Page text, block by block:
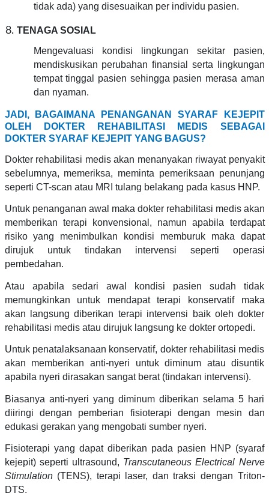
tidak ada) yang disesuaikan per individu pasien.
TENAGA SOSIAL
Mengevaluasi kondisi lingkungan sekitar pasien,
mendiskusikan perubahan finansial serta lingkungan
tempat tinggal pasien sehingga pasien merasa aman
dan nyaman.
JADI, BAGAIMANA PENANGANAN SYARAF KEJEPIT
OLEH DOKTER REHABILITASI MEDIS SEBAGAI
DOKTER SYARAF KEJEPIT YANG BAGUS?
Dokter rehabilitasi medis akan menanyakan riwayat penyakit
sebelumnya, memeriksa, meminta pemeriksaan penunjang
seperti CT-scan atau MRI tulang belakang pada kasus HNP.
Untuk penanganan awal maka dokter rehabilitasi medis akan
memberikan terapi konvensional, namun apabila terdapat
risiko yang menimbulkan kondisi memburuk maka dapat
dirujuk untuk tindakan intervensi seperti operasi
pembedahan.
Atau apabila sedari awal kondisi pasien sudah tidak
memungkinkan untuk mendapat terapi konservatif maka
akan langsung diberikan terapi intervensi baik oleh dokter
rehabilitasi medis atau dirujuk langsung ke dokter ortopedi.
Untuk penatalaksanaan konservatif, dokter rehabilitasi medis
akan memberikan anti-nyeri untuk diminum atau disuntik
apabila nyeri dirasakan sangat berat (tindakan intervensi).
Biasanya anti-nyeri yang diminum diberikan selama 5 hari
diiringi dengan pemberian fisioterapi dengan mesin dan
edukasi gerakan yang mengobati sumber nyeri.
Fisioterapi yang dapat diberikan pada pasien HNP (syaraf
kejepit) seperti ultrasound, Transcutaneous Electrical Nerve
Stimulation(TENS), terapi laser, dan traksi dengan Triton-
DTS.